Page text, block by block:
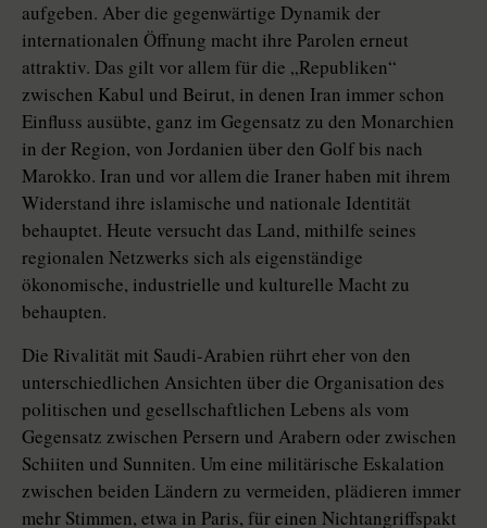
aufgeben. Aber die gegenwärtige Dynamik der
internationalen Öffnung macht ihre Parolen erneut
attraktiv. Das gilt vor allem für die „Republiken“
zwischen Kabul und Beirut, in denen Iran immer schon
Einfluss ausübte, ganz im Gegensatz zu den Monarchien
in der Region, von Jordanien über den Golf bis nach
Marokko. Iran und vor allem die Iraner haben mit ihrem
Widerstand ihre islamische und nationale Identität
behauptet. Heute versucht das Land, mithilfe seines
regionalen Netzwerks sich als eigenständige
ökonomische, industrielle und kulturelle Macht zu
behaupten.
Die Rivalität mit Saudi-Arabien rührt eher von den
unterschiedlichen Ansichten über die Organisation des
politischen und gesellschaftlichen Lebens als vom
Gegensatz zwischen Persern und Arabern oder zwischen
Schiiten und Sunniten. Um eine militärische Eskalation
zwischen beiden Ländern zu vermeiden, plädieren immer
mehr Stimmen, etwa in Paris, für einen Nichtangriffspakt